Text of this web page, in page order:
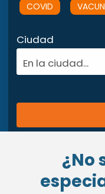
COVID
Ciudad
En la ciudad...
¿No